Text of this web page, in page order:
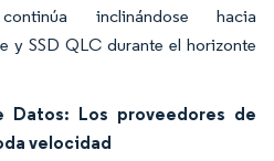
inclinándose hacia
y SSD QLC durante el horizonte
Los proveedores de
velocidad